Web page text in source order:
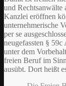
und Rechtsanwälte
Kanzlei eröffnen
unternehmerische
per se
neugefassten §
unter dem
freien Beruf im
ausübt. Dort heißt